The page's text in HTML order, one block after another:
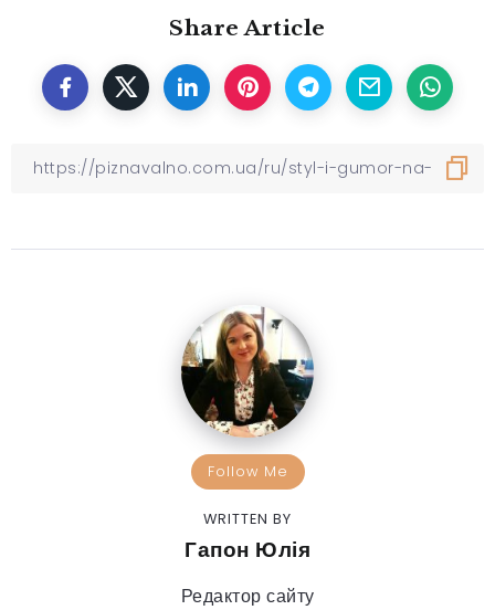
Share Article
Follow Me
WRITTEN BY
Гапон Юлія
Редактор сайту